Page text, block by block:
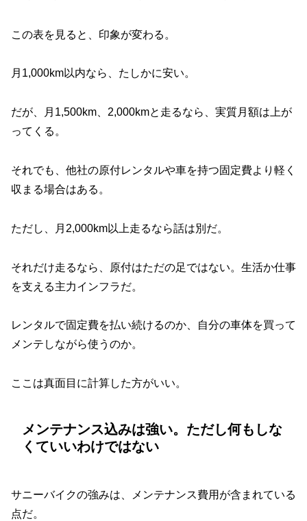
この表を見ると、印象が変わる。
月1,000km以内なら、たしかに安い。
だが、月1,500km、2,000kmと走るなら、実質月額は上が
ってくる。
それでも、他社の原付レンタルや車を持つ固定費より軽く
収まる場合はある。
ただし、月2,000km以上走るなら話は別だ。
それだけ走るなら、原付はただの足ではない。生活か仕事
を支える主力インフラだ。
レンタルで固定費を払い続けるのか、自分の車体を買って
メンテしながら使うのか。
ここは真面目に計算した方がいい。
メンテナンス込みは強い。ただし何もしな
くていいわけではない
サニーバイクの強みは、メンテナンス費用が含まれている
点だ。